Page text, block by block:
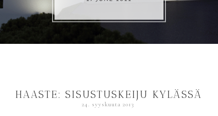
HAASTE: SISUSTUSKEIJU KYLÄSSÄ
24. syyskuuta 2013